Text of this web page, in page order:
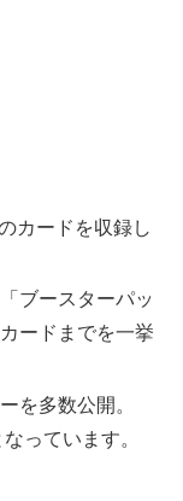
カードを収録し
ブースターパッ
ードまでを一挙
を多数公開。
っています。